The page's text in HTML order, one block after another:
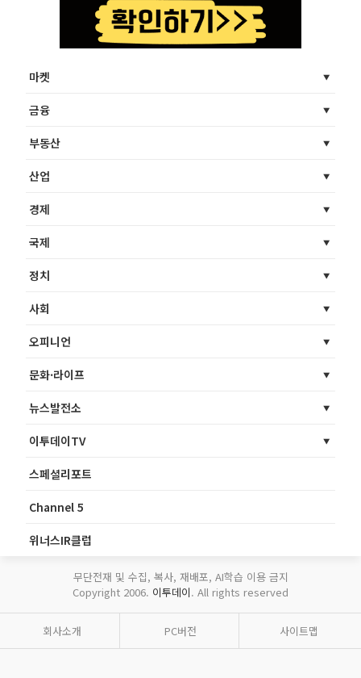
마켓
금융
부동산
산업
경제
국제
정치
사회
오피니언
문화·라이프
뉴스발전소
이투데이TV
스페셜리포트
Channel 5
위너스IR클럽
무단전재 및 수집, 복사, 재배포, AI학습 이용 금지
Copyright 2006. 이투데이. All rights reserved
회사소개 PC버전 사이트맵